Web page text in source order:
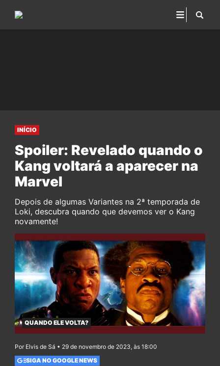
INÍCIO
Spoiler: Revelado quando o
Kang voltará a aparecer na
Marvel
Depois de algumas Variantes na 2ª temporada de
Loki, descubra quando que devemos ver o Kang
novamente!
QUANDO ELE VOLTA?
Por Elvis de Sá • 29 de novembro de 2023, às 18:00
SIGA NO GOOGLE NEWS